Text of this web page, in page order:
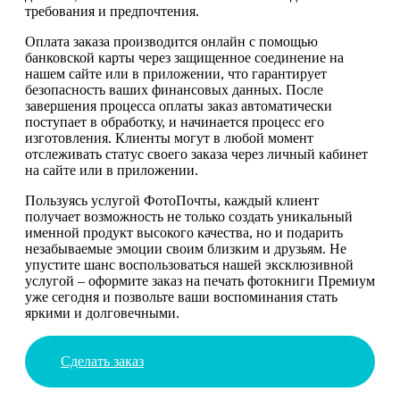
требования и предпочтения.
Оплата заказа производится онлайн с помощью
банковской карты через защищенное соединение на
нашем сайте или в приложении, что гарантирует
безопасность ваших финансовых данных. После
завершения процесса оплаты заказ автоматически
поступает в обработку, и начинается процесс его
изготовления. Клиенты могут в любой момент
отслеживать статус своего заказа через личный кабинет
на сайте или в приложении.
Пользуясь услугой ФотоПочты, каждый клиент
получает возможность не только создать уникальный
именной продукт высокого качества, но и подарить
незабываемые эмоции своим близким и друзьям. Не
упустите шанс воспользоваться нашей эксклюзивной
услугой – оформите заказ на печать фотокниги Премиум
уже сегодня и позвольте ваши воспоминания стать
яркими и долговечными.
Сделать заказ